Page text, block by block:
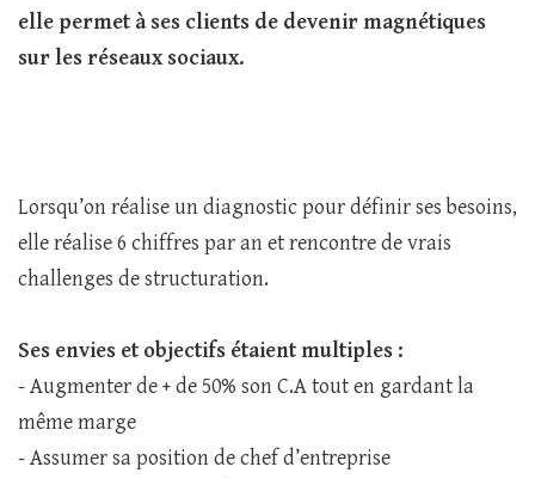
elle permet à ses clients de devenir magnétiques
sur les réseaux sociaux.
Lorsqu’on réalise un diagnostic pour définir ses besoins,
elle réalise 6 chiffres par an et rencontre de vrais
challenges de structuration.
Ses envies et objectifs étaient multiples :
- Augmenter de + de 50% son C.A tout en gardant la
même marge
- Assumer sa position de chef d’entreprise